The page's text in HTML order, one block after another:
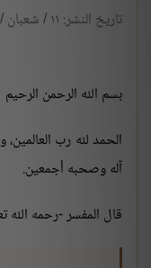
تاريخ النشر: ١١ / شعبان / ١٤٢٦
بسم الله الرحمن الرحيم
الحمد لله رب
آله وصحبه أجمعين.
قال المفسر -رحمه الله